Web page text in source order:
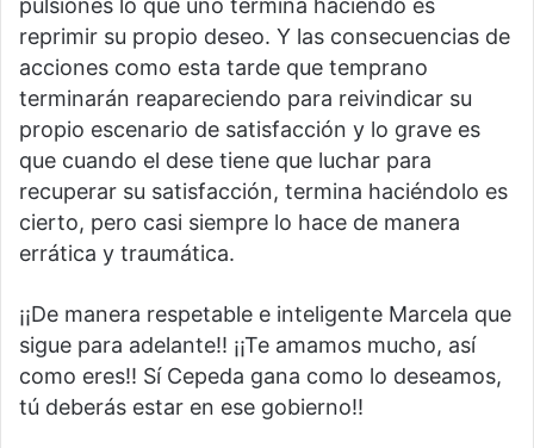
pulsiones lo que uno termina haciendo es
reprimir su propio deseo. Y las consecuencias de
acciones como esta tarde que temprano
terminarán reapareciendo para reivindicar su
propio escenario de satisfacción y lo grave es
que cuando el dese tiene que luchar para
recuperar su satisfacción, termina haciéndolo es
cierto, pero casi siempre lo hace de manera
errática y traumática.
¡¡De manera respetable e inteligente Marcela que
sigue para adelante!! ¡¡Te amamos mucho, así
como eres!! Sí Cepeda gana como lo deseamos,
tú deberás estar en ese gobierno!!